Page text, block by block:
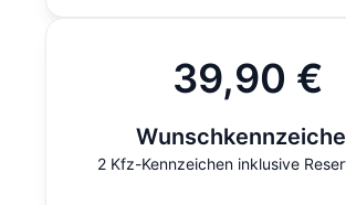
39,90 €
2 Kfz-Kennzeichen inklusive